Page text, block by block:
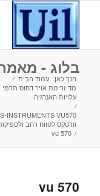
בלוג -
הנך כאן: עמוד הבית /
מד זרימת אויר דחוס
עלויות האנרגיה
/
וורטקס לטווח רחב
/
vu 570
vu 570